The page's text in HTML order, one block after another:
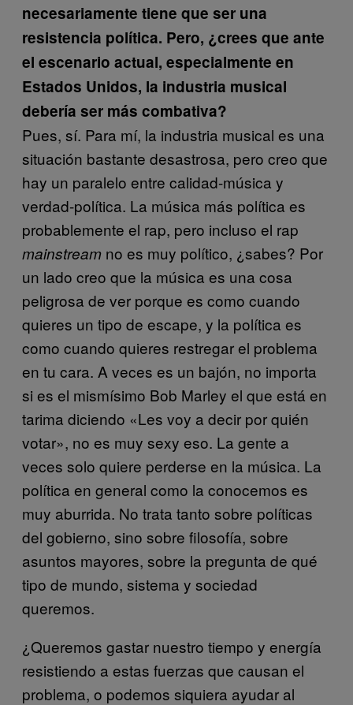
necesariamente tiene que ser una
resistencia política. Pero, ¿crees que ante
el escenario actual, especialmente en
Estados Unidos, la industria musical
debería ser más combativa?
Pues, sí. Para mí, la industria musical es una
situación bastante desastrosa, pero creo que
hay un paralelo entre calidad-música y
verdad-política. La música más política es
probablemente el rap, pero incluso el rap
mainstream no es muy político, ¿sabes? Por
un lado creo que la música es una cosa
peligrosa de ver porque es como cuando
quieres un tipo de escape, y la política es
como cuando quieres restregar el problema
en tu cara. A veces es un bajón, no importa
si es el mismísimo Bob Marley el que está en
tarima diciendo «Les voy a decir por quién
votar», no es muy sexy eso. La gente a
veces solo quiere perderse en la música. La
política en general como la conocemos es
muy aburrida. No trata tanto sobre políticas
del gobierno, sino sobre filosofía, sobre
asuntos mayores, sobre la pregunta de qué
tipo de mundo, sistema y sociedad
queremos.
¿Queremos gastar nuestro tiempo y energía
resistiendo a estas fuerzas que causan el
problema, o podemos siquiera ayudar al